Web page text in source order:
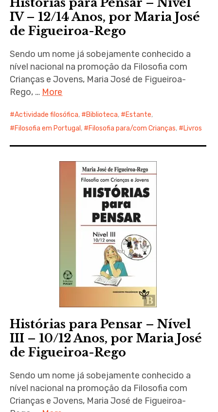
IV – 12/14 Anos, por Maria José
de Figueiroa-Rego
Sendo um nome já sobejamente conhecido a
nível nacional na promoção da Filosofia com
Crianças e Jovens, Maria José de Figueiroa-
Rego, … More
Actividade filosófica, Biblioteca, Estante,
Filosofia em Portugal , Filosofia para/com Crianças, Livros
Histórias para Pensar – Nível
III – 10/12 Anos, por Maria José
de Figueiroa-Rego
Sendo um nome já sobejamente conhecido a
nível nacional na promoção da Filosofia com
Crianças e Jovens, Maria José de Figueiroa-